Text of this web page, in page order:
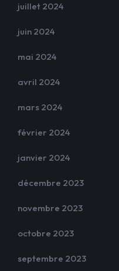
juillet 2024
juin 2024
mai 2024
avril 2024
mars 2024
février 2024
janvier 2024
décembre 2023
novembre 2023
octobre 2023
septembre 2023